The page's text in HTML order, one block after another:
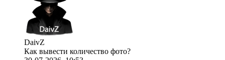
DaivZ
Как вывести количество фото?